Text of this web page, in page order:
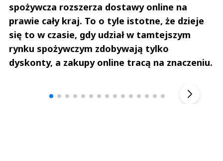
spożywcza rozszerza dostawy online na
prawie cały kraj. To o tyle istotne, że dzieje
się to w czasie, gdy udział w tamtejszym
rynku spożywczym zdobywają tylko
dyskonty, a zakupy online tracą na znaczeniu.